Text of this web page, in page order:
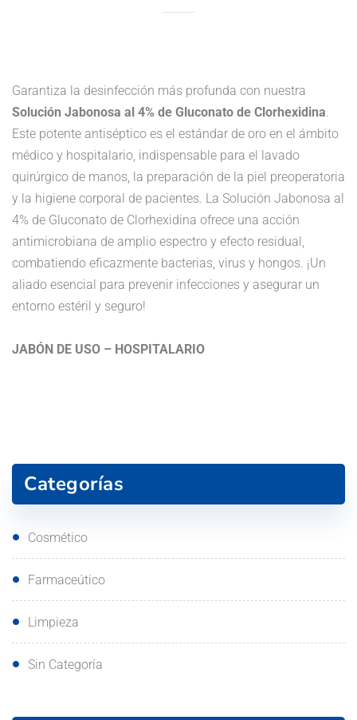
Garantiza la desinfección más profunda con nuestra
Solución Jabonosa al 4% de Gluconato de Clorhexidina
Este potente antiséptico es el estándar de oro en el ámbito
médico y hospitalario, indispensable para el lavado
quirúrgico de manos, la preparación de la piel preoperatoria
y la higiene corporal de pacientes. La Solución Jabonosa al
4% de Gluconato de Clorhexidina ofrece una acción
antimicrobiana de amplio espectro y efecto residual,
combatiendo eficazmente bacterias, virus y hongos. ¡Un
aliado esencial para prevenir infecciones y asegurar un
entorno estéril y seguro!
JABÓN DE USO – HOSPITALARIO
Categorías
Cosmético
Farmaceútico
Limpieza
Sin Categoría